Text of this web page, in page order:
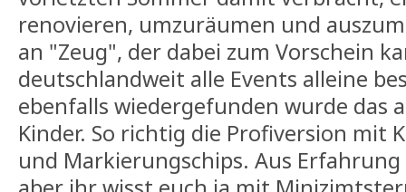
renovieren, umzuräumen und
an "Zeug", der dabei zum Vorschein
deutschlandweit alle Events alleine
ebenfalls wiedergefunden wurde das
Kinder. So richtig die Profiversion mit
und Markierungschips. Aus Erfahrung